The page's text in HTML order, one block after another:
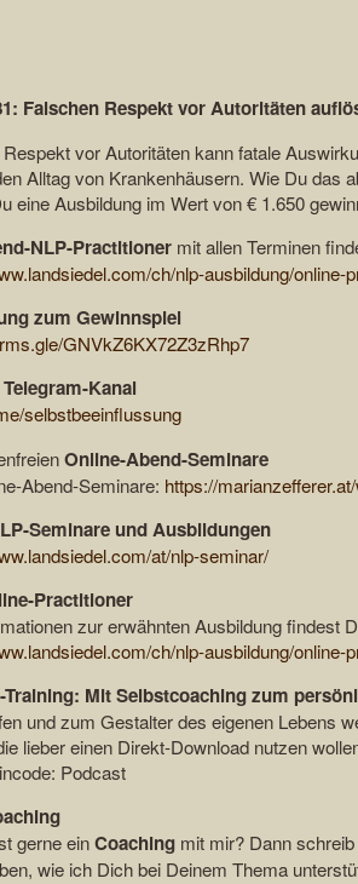
Falschen Respekt vor Autoritäten
vor Autoritäten kann fatale
Alltag von Krankenhäusern. Wie Du das
eine Ausbildung im Wert von € 1.650
NLP-Practitioner mit allen Terminen
ch/nlp-ausbildung/online-
zum Gewinnspiel
GNVkZ6KX72Z3zRhp7
Kanal
selbstbeeinflussung
Online-Abend-Seminare
Abend-Seminare: https://
Seminare und Ausbildungen
at/nlp-seminar/
Practitioner
zur erwähnten Ausbildung findest
ch/nlp-ausbildung/online-
Mit Selbstcoaching zum
und zum Gestalter des eigenen Lebens
lieber einen Direkt-Download nutzen
Podcast
gerne einCoaching mit mir? Dann
wie ich Dich bei Deinem Thema